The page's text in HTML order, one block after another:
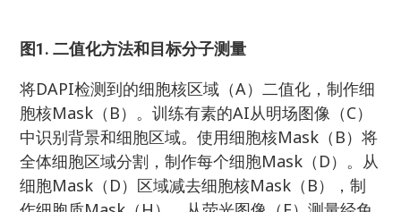
图1. 二值化方法和目标分子测量
将DAPI检测到的细胞核区域（A）二值化，制作细
胞核Mask（B）。训练有素的AI从明场图像（C）
中识别背景和细胞区域。使用细胞核Mask（B）将
全体细胞区域分割，制作每个细胞Mask（D）。从
细胞Mask（D）区域减去细胞核Mask（B），制